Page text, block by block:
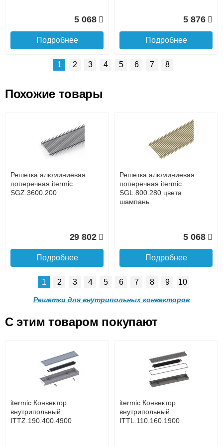
до подъезда
Подробнее о доставке
5 068
Подробнее
5 876
Подробнее
поперечная itermic
SGL.800.400 цвета
Решетка алюминиевая
поперечная itermic
SGL.900.160 цвета
шампань
Подробнее
Решетка алюминиевая
поперечная itermic
SGL.900.220 цвета
4 910
Подробнее
Решетка алюминиевая
SGL.900.280 цвета
5 702
Подробнее
1 2 3 4 5 6 7 8
Похожие товары
Решетка алюминиевая
поперечная itermic
SGZ.3600.200
29 802
Подробнее
Решетка алюминиевая
поперечная itermic
SGL.800.280 цвета
шампань
5 068
Подробнее
SGL.800.340 цвета
Подробнее
SGL.800.400 цвета
Подробнее
1 2 3 4 5 6 7 8 9 10
Решетки для внутрипольных конвекторов
C этим товаром покупают
itermic Конвектор
внутрипольный
ITTZ.190.400.4900
itermic Конвектор
внутрипольный
ITTL.110.160.1900